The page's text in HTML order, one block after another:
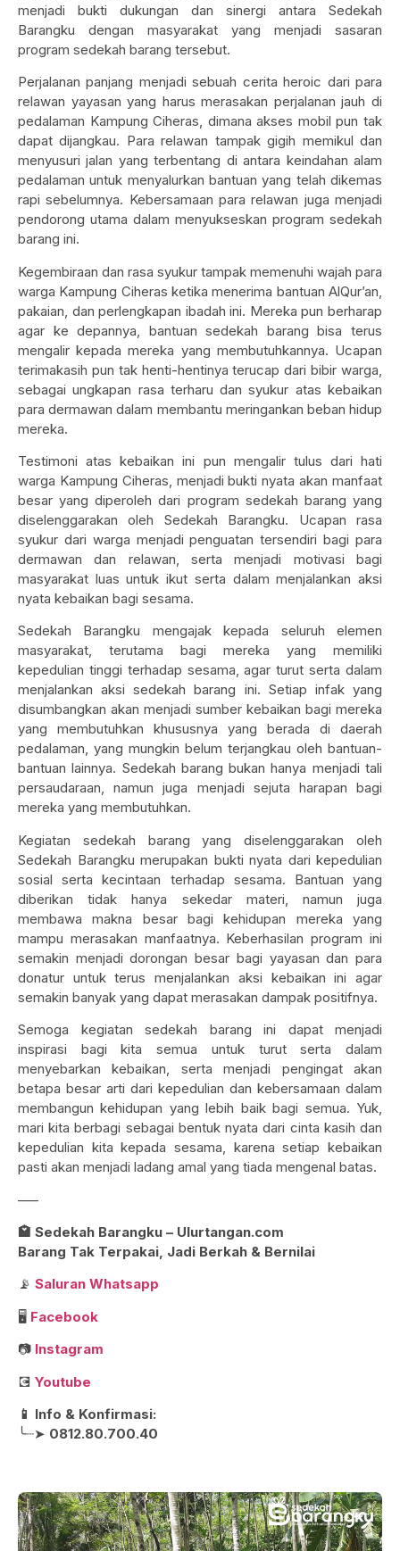
menjadi bukti dukungan dan sinergi antara Sedekah
Barangku dengan masyarakat yang menjadi sasaran
program sedekah barang tersebut.
Perjalanan panjang menjadi sebuah cerita heroic dari para
relawan yayasan yang harus merasakan perjalanan jauh di
pedalaman Kampung Ciheras, dimana akses mobil pun tak
dapat dijangkau. Para relawan tampak gigih memikul dan
menyusuri jalan yang terbentang di antara keindahan alam
pedalaman untuk menyalurkan bantuan yang telah dikemas
rapi sebelumnya. Kebersamaan para relawan juga menjadi
pendorong utama dalam menyukseskan program sedekah
barang ini.
Kegembiraan dan rasa syukur tampak memenuhi wajah para
warga Kampung Ciheras ketika menerima bantuan AlQur’an,
pakaian, dan perlengkapan ibadah ini. Mereka pun berharap
agar ke depannya, bantuan sedekah barang bisa terus
mengalir kepada mereka yang membutuhkannya. Ucapan
terimakasih pun tak henti-hentinya terucap dari bibir warga,
sebagai ungkapan rasa terharu dan syukur atas kebaikan
para dermawan dalam membantu meringankan beban hidup
mereka.
Testimoni atas kebaikan ini pun mengalir tulus dari hati
warga Kampung Ciheras, menjadi bukti nyata akan manfaat
besar yang diperoleh dari program sedekah barang yang
diselenggarakan oleh Sedekah Barangku. Ucapan rasa
syukur dari warga menjadi penguatan tersendiri bagi para
dermawan dan relawan, serta menjadi motivasi bagi
masyarakat luas untuk ikut serta dalam menjalankan aksi
nyata kebaikan bagi sesama.
Sedekah Barangku mengajak kepada seluruh elemen
masyarakat, terutama bagi mereka yang memiliki
kepedulian tinggi terhadap sesama, agar turut serta dalam
menjalankan aksi sedekah barang ini. Setiap infak yang
disumbangkan akan menjadi sumber kebaikan bagi mereka
yang membutuhkan khususnya yang berada di daerah
pedalaman, yang mungkin belum terjangkau oleh bantuan-
bantuan lainnya. Sedekah barang bukan hanya menjadi tali
persaudaraan, namun juga menjadi sejuta harapan bagi
mereka yang membutuhkan.
Kegiatan sedekah barang yang diselenggarakan oleh
Sedekah Barangku merupakan bukti nyata dari kepedulian
sosial serta kecintaan terhadap sesama. Bantuan yang
diberikan tidak hanya sekedar materi, namun juga
membawa makna besar bagi kehidupan mereka yang
mampu merasakan manfaatnya. Keberhasilan program ini
semakin menjadi dorongan besar bagi yayasan dan para
donatur untuk terus menjalankan aksi kebaikan ini agar
semakin banyak yang dapat merasakan dampak positifnya.
Semoga kegiatan sedekah barang ini dapat menjadi
inspirasi bagi kita semua untuk turut serta dalam
menyebarkan kebaikan, serta menjadi pengingat akan
betapa besar arti dari kepedulian dan kebersamaan dalam
membangun kehidupan yang lebih baik bagi semua. Yuk,
mari kita berbagi sebagai bentuk nyata dari cinta kasih dan
kepedulian kita kepada sesama, karena setiap kebaikan
pasti akan menjadi ladang amal yang tiada mengenal batas.
—–
🏩 Sedekah Barangku – Ulurtangan.com
Barang Tak Terpakai, Jadi Berkah & Bernilai
📡 Saluran Whatsapp
🖥️ Facebook
📷 Instagram
💽 Youtube
📱 Info & Konfirmasi:
╰┈➤ 0812.80.700.40